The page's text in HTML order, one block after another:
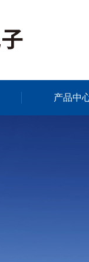
产品中